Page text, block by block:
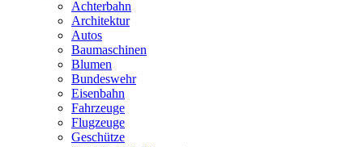
Achterbahn
Architektur
Autos
Baumaschinen
Blumen
Bundeswehr
Eisenbahn
Fahrzeuge
Flugzeuge
Geschütze